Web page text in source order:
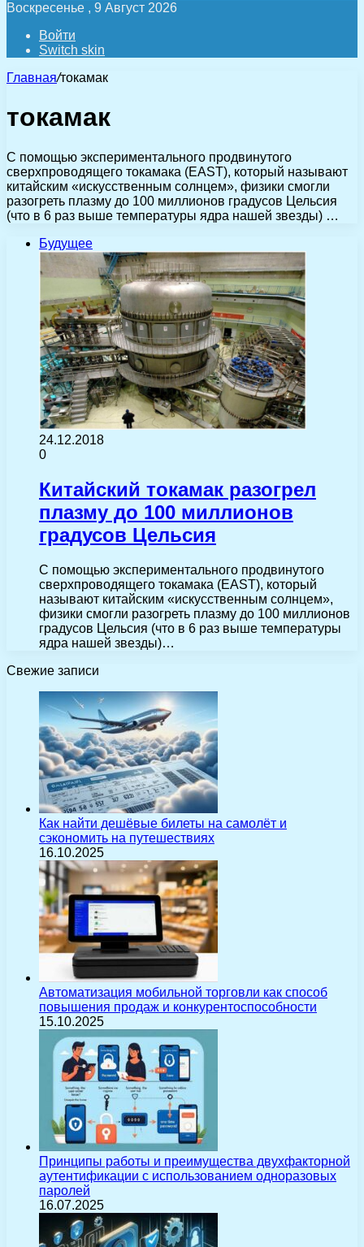
Воскресенье , 9 Август 2026
Войти
Switch skin
Главная/токамак
токамак
С помощью экспериментального продвинутого
сверхпроводящего токамака (EAST), который называют
китайским «искусственным солнцем», физики смогли
разогреть плазму до 100 миллионов градусов Цельсия
(что в 6 раз выше температуры ядра нашей звезды) …
Будущее
24.12.2018
0
Китайский токамак разогрел
плазму до 100 миллионов
градусов Цельсия
С помощью экспериментального продвинутого
сверхпроводящего токамака (EAST), который
называют китайским «искусственным солнцем»,
физики смогли разогреть плазму до 100 миллионов
градусов Цельсия (что в 6 раз выше температуры
ядра нашей звезды)…
Свежие записи
Как найти дешёвые билеты на самолёт и
сэкономить на путешествиях
16.10.2025
Автоматизация мобильной торговли как способ
повышения продаж и конкурентоспособности
15.10.2025
Принципы работы и преимущества двухфакторной
аутентификации с использованием одноразовых
паролей
16.07.2025